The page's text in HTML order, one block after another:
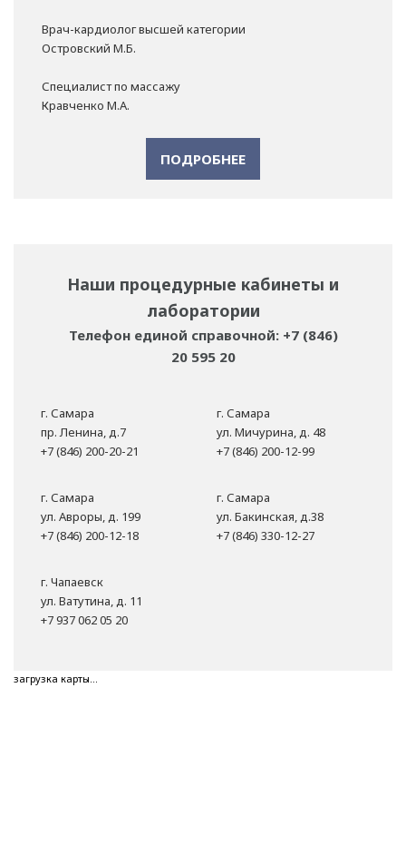
Врач-кардиолог высшей категории
Островский М.Б.
Специалист по массажу
Кравченко М.А.
ПОДРОБНЕЕ
Наши процедурные кабинеты и
лаборатории
Телефон единой справочной: +7 (846)
20 595 20
г. Самара
пр. Ленина, д.7
+7 (846) 200-20-21
г. Самара
ул. Мичурина, д. 48
+7 (846) 200-12-99
г. Самара
ул. Авроры, д. 199
+7 (846) 200-12-18
г. Самара
ул. Бакинская, д.38
+7 (846) 330-12-27
г. Чапаевск
ул. Ватутина, д. 11
+7 937 062 05 20
загрузка карты...